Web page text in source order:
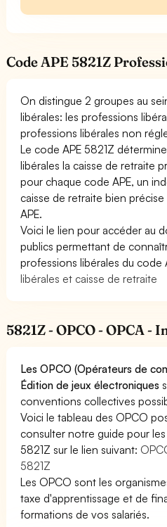
Code APE 5821Z
On distingue 2 groupes au
libérales: les professions
professions libérales non
Le code APE 5821Z
libérales la caisse de retraite
pour chaque code APE, un
caisse de retraite bien
APE.
Voici le lien pour accéder au
publics permettant de
professions libérales du code
libérales et caisse de retraite
5821Z - OPCO - OPCA -
Les OPCO (Opérateurs de
Édition de jeux électroniques
conventions collectives
Voici le tableau des OPCO
consulter notre guide pour
5821Z sur le lien suivant:
5821Z
Les OPCO sont les
taxe d'apprentissage et de
formations de vos salariés.